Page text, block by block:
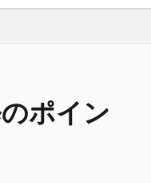
ポイン